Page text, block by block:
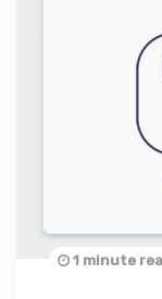
1 minute